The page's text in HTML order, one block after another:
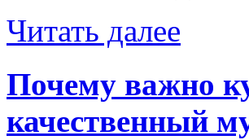
Читать далее
Почему важно
качественный